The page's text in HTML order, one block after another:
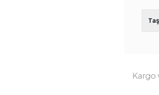
Kargo